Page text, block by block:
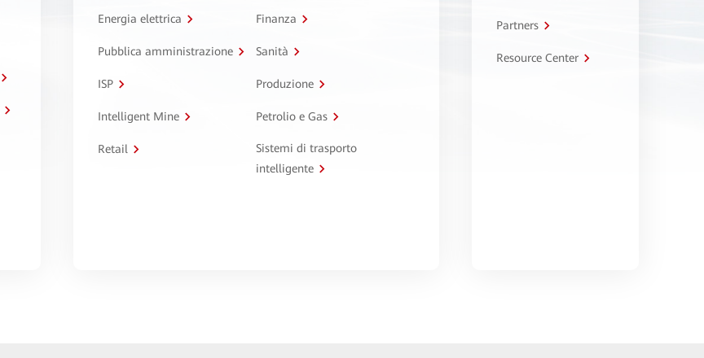
Energia elettrica Finanza
Pubblica amministrazione Sanità
ISP Produzione
Intelligent Mine Petrolio e Gas
Retail
Sistemi di trasporto
intelligente
Partners
Resource Center